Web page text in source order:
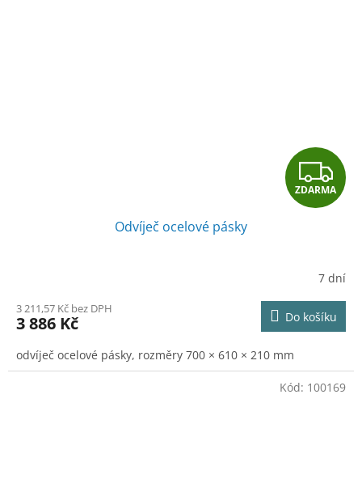
Z
D
R
M
A
ZDARMA
Odvíječ ocelové pásky
7 dní
3 211,57 Kč bez DPH
3 886 Kč Do košíku
odvíječ ocelové pásky, rozměry 700 × 610 × 210 mm
Kód: 100169